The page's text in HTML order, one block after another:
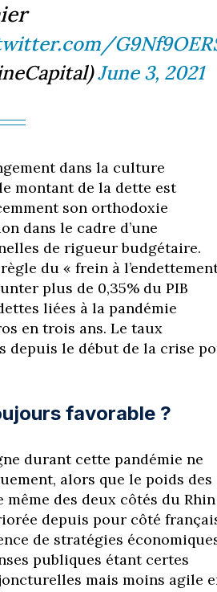
June 3, 2021
dans la culture
montant de la dette est
son orthodoxie
dans le cadre d’une
de rigueur budgétaire.
du « frein à
plus de 0,35% du PIB
liées à la pandémie
en trois ans. Le taux
depuis le début de la crise
favorable ?
durant cette pandémie ne
alors que le poids des
des deux côtés du
depuis pour côté
de stratégies
publiques étant certes
mais moins agile